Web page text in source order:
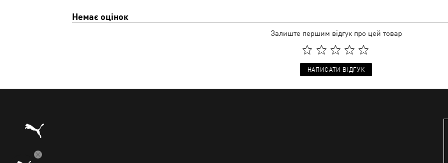
Немає оцінок
Залиште першим відгук про цей товар
НАПИСАТИ ВІДГУК